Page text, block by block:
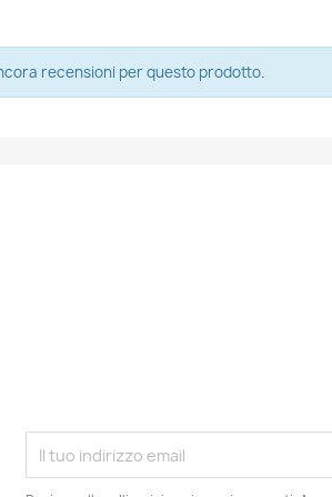
recensioni per questo prodotto.